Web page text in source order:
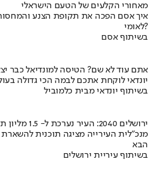
מאחורי הקלעים של הטעם הישראלי
לאומי?
בשיתוף אסם
אתם עוד לא שם? הטיסה למונדיאל כבר
יונדאי לוקחת אתכם לבמה הכי גדולה
בשיתוף יונדאי מבית כלמוביל
ירושלים 2040: העיר נערכת ל- 1.5 מליון תושבים
מנכ"לית העירייה מציגה תוכנית להשארת
הבא
בשיתוף עיריית ירושלים